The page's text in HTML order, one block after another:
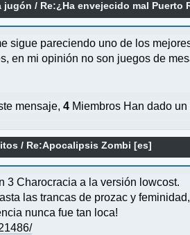
jugón / Re:¿Ha envejecido mal
sigue pareciendo uno de los
en mi opinión no son juegos de
mensaje,4 Miembros Han dado un
/ Re:Apocalipsis Zombi [es]
3 Charocracia a la versión lowcost.
las trancas de prozac y
nunca fue tan loca!